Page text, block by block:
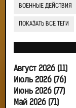
ВОЕННЫЕ ДЕЙСТВИЯ
ПОКАЗАТЬ ВСЕ ТЕГИ
Август 2026 (11)
Июль 2026 (76)
Июнь 2026 (77)
Май 2026 (71)